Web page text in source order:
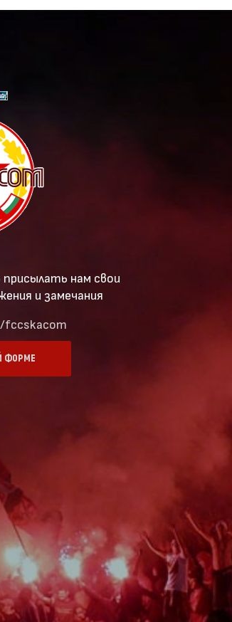
нам свои
и замечания
fccskacom
ФОРМЕ